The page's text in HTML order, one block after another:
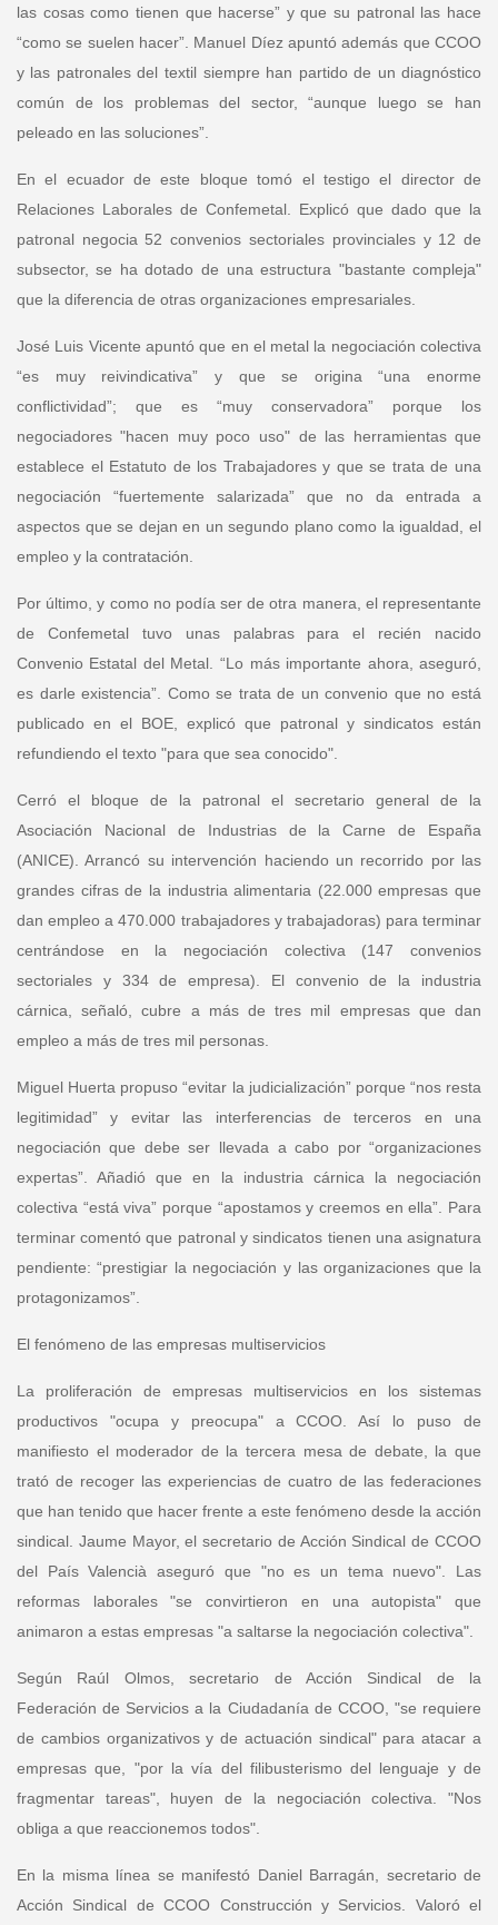
las cosas como tienen que hacerse” y que su patronal las hace
“como se suelen hacer”. Manuel Díezapuntó además que CCOO
y las patronales del textil siempre han partido de un diagnóstico
común de los problemas del sector, “aunque luego se han
peleado en las soluciones”.
En el ecuador de este bloque tomó el testigo el director de
Relaciones Laborales de Confemetal . Explicó que dado que la
patronal negocia 52 convenios sectoriales provinciales y 12 de
subsector, se ha dotado de una estructura "bastante compleja"
que la diferencia de otras organizaciones empresariales.
José Luis Vicente apuntó que en el metal la negociación colectiva
“es muy reivindicativa” y que se origina “una enorme
conflictividad”; que es “muy conservadora” porque los
negociadores "hacen muy poco uso" de las herramientas que
establece el Estatuto de los Trabajadores y que se trata de una
negociación “fuertemente salarizada” que no da entrada a
aspectos que se dejan en un segundo plano como la igualdad, el
empleo y la contratación.
Por último, y como no podía ser de otra manera, el representante
de Confemetal tuvo unas palabras para el recién nacido
Convenio Estatal del Metal. “Lo más importante ahora, aseguró,
es darle existencia”. Como se trata de un convenio que no está
publicado en el BOE, explicó que patronal y sindicatos están
refundiendo el texto "para que sea conocido".
Cerró el bloque de la patronal elsecretario general de la
Asociación Nacional de Industrias de la Carne de España
(ANICE). Arrancó su intervención haciendo un recorrido por las
grandes cifras de la industria alimentaria (22.000 empresas que
dan empleo a 470.000 trabajadores y trabajadoras) para terminar
centrándose en la negociación colectiva (147 convenios
sectoriales y 334 de empresa). El convenio de la industria
cárnica, señaló, cubre a más de tres mil empresas que dan
empleo a más de tres mil personas.
Miguel Huerta propuso “evitar la judicialización” porque “nos resta
legitimidad” y evitar las interferencias de terceros en una
negociación que debe ser llevada a cabo por “organizaciones
expertas”. Añadió que en la industria cárnica la negociación
colectiva “está viva” porque “apostamos y creemos en ella”. Para
terminar comentó que patronal y sindicatos tienen una asignatura
pendiente: “prestigiar la negociación y las organizaciones que la
protagonizamos”.
El fenómeno de las empresas multiservicios
La proliferación de empresas multiservicios en los sistemas
productivos "ocupa y preocupa" a CCOO. Así lo puso de
manifiesto el moderador de la tercera mesa de debate, la que
trató de recoger las experiencias de cuatro de las federaciones
que han tenido que hacer frente a este fenómeno desde la acción
sindical. Jaume Mayor, el secretario de Acción Sindical de CCOO
del País Valencià aseguró que "no es un tema nuevo". Las
reformas laborales "se convirtieron en una autopista" que
animaron a estas empresas "a saltarse la negociación colectiva".
Según Raúl Olmos, secretario de Acción Sindical de la
Federación de Servicios a la Ciudadanía de CCOO, "se requiere
de cambios organizativos y de actuación sindical" para atacar a
empresas que, "por la vía del filibusterismo del lenguaje y de
fragmentar tareas", huyen de la negociación colectiva. "Nos
obliga a que reaccionemos todos".
En la misma línea se manifestó Daniel Barragán, secretario de
Acción Sindical de CCOO Construcción y Servicios . Valoró el